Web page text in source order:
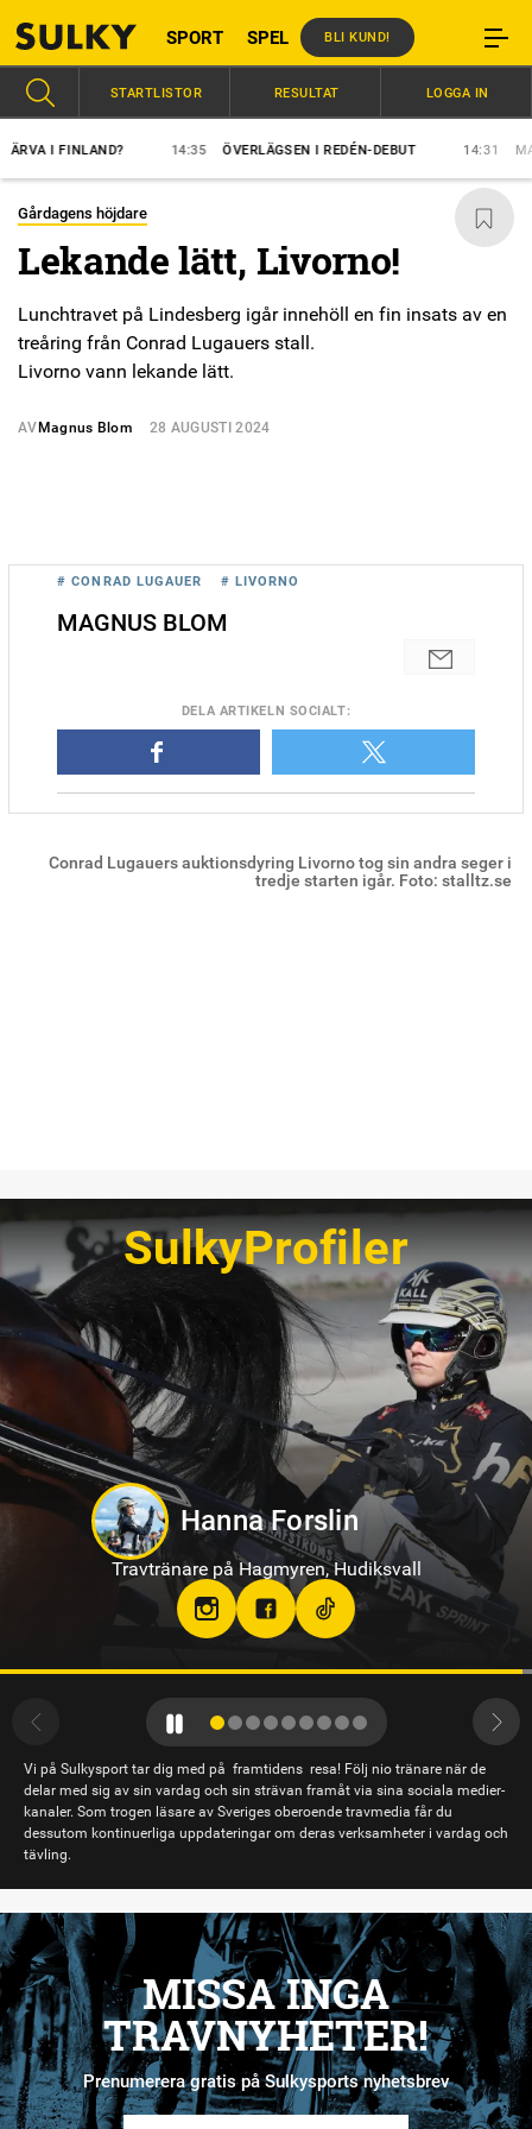
SPORT SPEL BLI KUND!
I FINLAND? 14:35 ÖVERLÄGSEN I REDÉN-DEBUT 14:31
STARTLISTOR RESULTAT LOGGA IN
Gårdagens höjdare
Lekande lätt, Livorno!
Lunchtravet på Lindesberg igår innehöll en fin insats av en
treåring från Conrad Lugauers stall.
Livorno vann lekande lätt.
AV Magnus Blom 28 AUGUSTI 2024
Conrad Lugauers auktionsdyring Livorno tog sin andra seger i
tredje starten igår. Foto: stalltz.se
# CONRAD LUGAUER # LIVORNO
MAGNUS BLOM
DELA ARTIKELN SOCIALT:
SulkyProfiler
Markus B Svedberg
Travtränare på Sundbyholmstravet i Eskilstuna
Vi på Sulkysport tar dig med på framtidens resa! Följ nio tränare när de
delar med sig av sin vardag och sin strävan framåt via sina sociala medier-
kanaler. Som trogen läsare av Sveriges oberoende travmedia får du
dessutom kontinuerliga uppdateringar om deras verksamheter i vardag och
tävling.
MISSA INGA
TRAVNYHETER!
Prenumerera gratis på Sulkysports nyhetsbrev